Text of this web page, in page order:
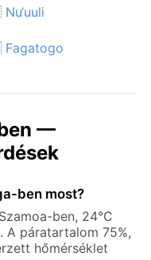
—
ben most?
ben, 24°C
A páratartalom 75%,
hőmérséklet